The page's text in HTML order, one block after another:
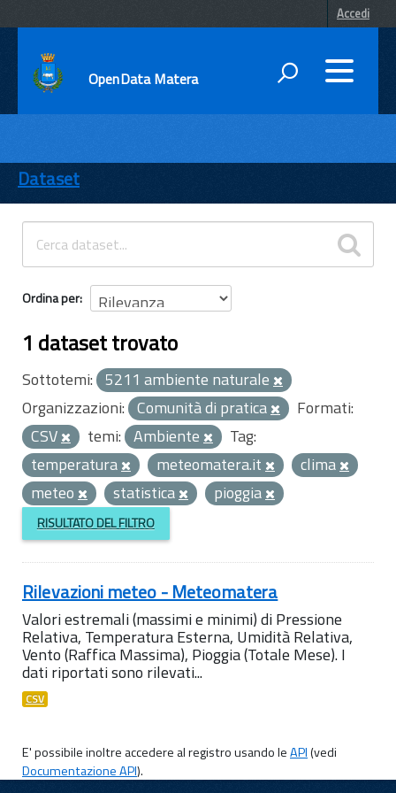
Accedi
OpenData Matera
ENTI
TEMI
INFORMAZIONI
Dataset
Ordina per
1 dataset trovato
Sottotemi: 5211 ambiente naturale
Organizzazioni: Comunità di pratica
Formati:
CSV
temi: Ambiente
Tag:
temperatura
meteomatera.it
clima
meteo
statistica pioggia
RISULTATO DEL FILTRO
Rilevazioni meteo - Meteomatera
Valori estremali (massimi e minimi) di Pressione
Relativa, Temperatura Esterna, Umidità Relativa,
Vento (Raffica Massima), Pioggia (Totale Mese). I
dati riportati sono rilevati...
CSV
E' possibile inoltre accedere al registro usando leAPI(vedi
Documentazione API).